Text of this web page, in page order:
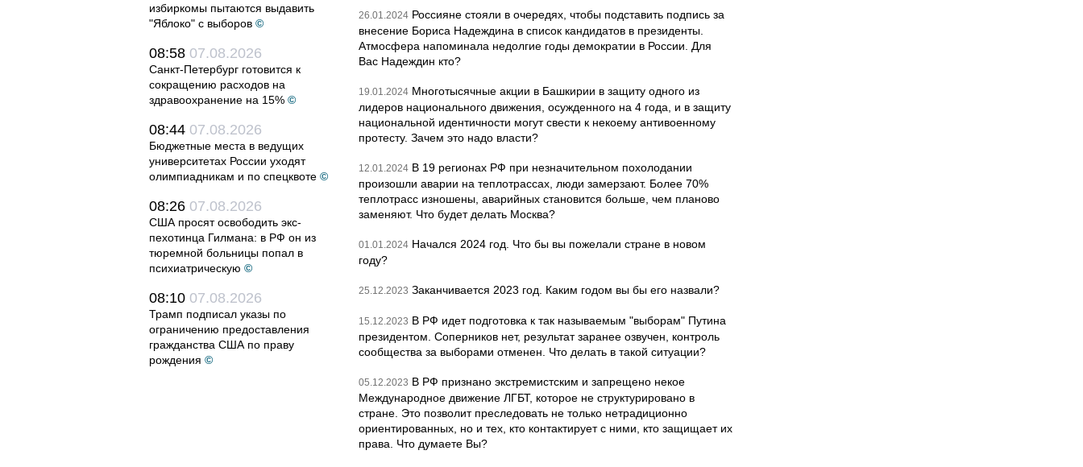
избиркомы пытаются выдавить
"Яблоко" с выборов ©
08:58 07.08.2026
Санкт-Петербург готовится к
сокращению расходов на
здравоохранение на 15% ©
08:44 07.08.2026
Бюджетные места в ведущих
университетах России уходят
олимпиадникам и по спецквоте ©
08:26 07.08.2026
США просят освободить экс-
пехотинца Гилмана: в РФ он из
тюремной больницы попал в
психиатрическую ©
08:10 07.08.2026
Трамп подписал указы по
ограничению предоставления
гражданства США по праву
рождения ©
26.01.2024 Россияне стояли в очередях, чтобы подставить подпись за
внесение Бориса Надеждина в список кандидатов в президенты.
Атмосфера напоминала недолгие годы демократии в России. Для
Вас Надеждин кто?
19.01.2024 Многотысячные акции в Башкирии в защиту одного из
лидеров национального движения, осужденного на 4 года, и в защиту
национальной идентичности могут свести к некоему антивоенному
протесту. Зачем это надо власти?
12.01.2024 В 19 регионах РФ при незначительном похолодании
произошли аварии на теплотрассах, люди замерзают. Более 70%
теплотрасс изношены, аварийных становится больше, чем планово
заменяют. Что будет делать Москва?
01.01.2024 Начался 2024 год. Что бы вы пожелали стране в новом
году?
25.12.2023 Заканчивается 2023 год. Каким годом вы бы его назвали?
15.12.2023 В РФ идет подготовка к так называемым "выборам" Путина
президентом. Соперников нет, результат заранее озвучен, контроль
сообщества за выборами отменен. Что делать в такой ситуации?
05.12.2023 В РФ признано экстремистским и запрещено некое
Международное движение ЛГБТ, которое не структурировано в
стране. Это позволит преследовать не только нетрадиционно
ориентированных, но и тех, кто контактирует с ними, кто защищает их
права. Что думаете Вы?